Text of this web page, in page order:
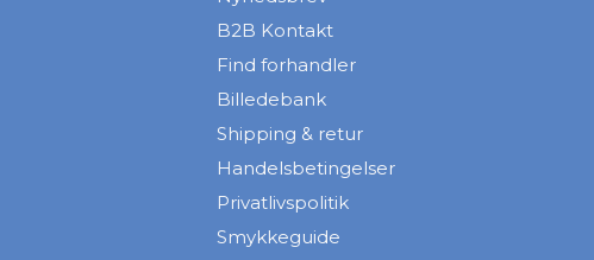
B2B Kontakt
Find forhandler
Billedebank
Shipping & retur
Handelsbetingelser
Privatlivspolitik
Smykkeguide